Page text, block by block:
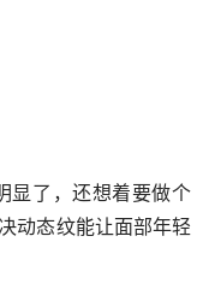
显了，还想着要做个
动态纹能让面部年轻